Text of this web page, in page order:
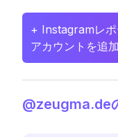
+ Instagramレポ
アカウントを追加
@zeugma.de